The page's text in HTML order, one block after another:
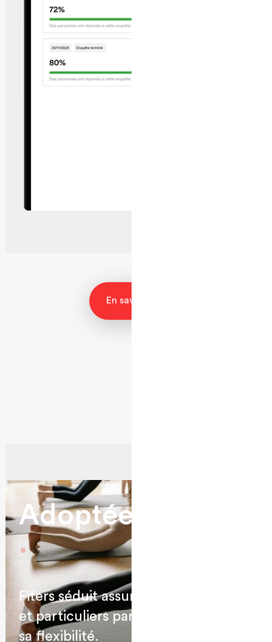
En savoir plus
Adoptée
.
Fiters séduit assureurs, entreprises
et particuliers par son efficacité et
sa flexibilité.